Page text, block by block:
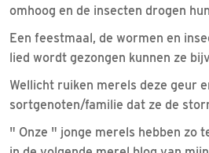
omhoog en de insecten drogen
Een feestmaal, de wormen en
lied wordt gezongen kunnen ze
Wellicht ruiken merels deze geur
sortgenoten/familie dat ze de
" Onze " jonge merels hebben zo